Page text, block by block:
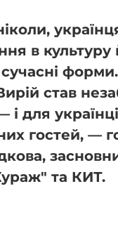
в
став
і для
гостей, —
та КИТ.